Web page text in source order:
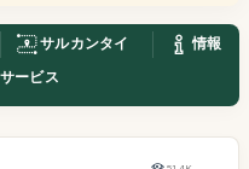
サルカンタイ
情報
ービス